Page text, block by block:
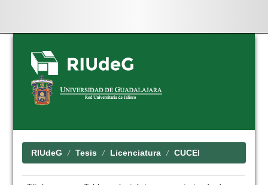
Skip
navigation
RIUdeG Tesis Licenciatura CUCEI